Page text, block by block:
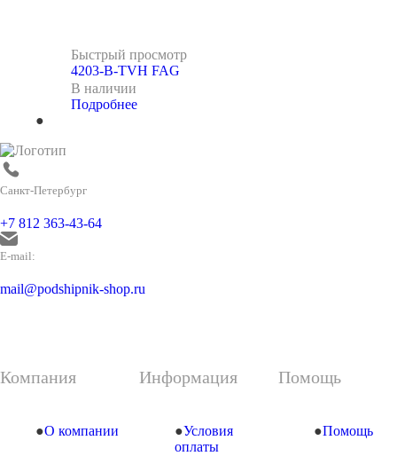
Быстрый просмотр
4203-B-TVH FAG
В наличии
Подробнее
Санкт-Петербург
+7 812 363-43-64
E-mail:
mail@podshipnik-shop.ru
Компания
О компании
Информация
Условия
оплаты
Помощь
Помощь